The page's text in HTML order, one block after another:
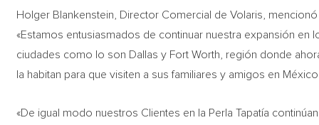
Holger Blankenstein, Director Comercial de Volaris,
«Estamos entusiasmados de continuar nuestra expansión
ciudades como lo son Dallas y Fort Worth, región donde
la habitan para que visiten a sus familiares y amigos en
«De igual modo nuestros Clientes en la Perla Tapatía